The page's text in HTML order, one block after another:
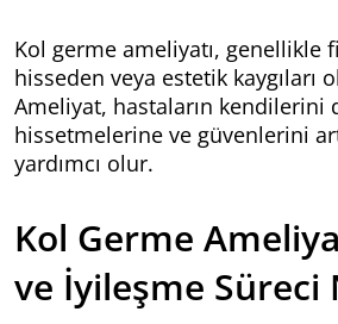
Kol germe ameliyatı, genellikle
hisseden veya estetik kaygıları
Ameliyat, hastaların kendilerini
hissetmelerine ve güvenlerini
yardımcı olur.
Kol Germe
ve İyileşme Süreci